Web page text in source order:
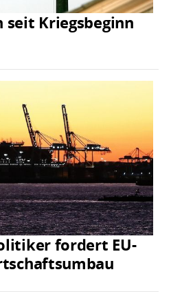
seit Kriegsbeginn
fordert EU-